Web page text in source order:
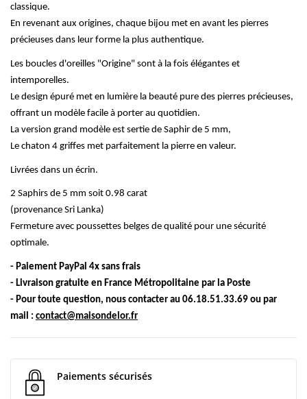
classique.
En revenant aux origines, chaque bijou met en avant les pierres
précieuses dans leur forme la plus authentique.
Les boucles d'oreilles "Origine" sont à la fois élégantes et
intemporelles.
Le design épuré met en lumière la beauté pure des pierres précieuses,
offrant un modèle facile à porter au quotidien.
La version grand modèle est sertie de Saphir de 5 mm,
Le chaton 4 griffes met parfaitement la pierre en valeur.
Livrées dans un écrin.
2 Saphirs de 5 mm soit 0.98 carat
(provenance Sri Lanka)
Fermeture avec poussettes belges de qualité pour une sécurité
optimale.
- Paiement PayPal 4x sans frais
- Livraison gratuite en France Métropolitaine par la Poste
- Pour toute question, nous contacter au 06.18.51.33.69 ou par
mail : contact@maisondelor.fr
Paiements sécurisés